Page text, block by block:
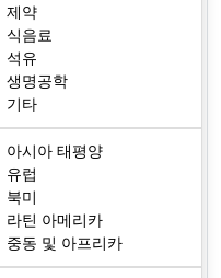
제약
식음료
석유
생명공학
기타
아시아 태평양
유럽
북미
라틴 아메리카
중동 및 아프리카